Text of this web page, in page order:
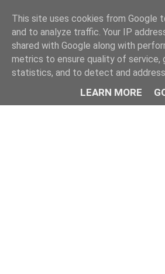
This site uses cookies from Google
and to analyze traffic. Your IP
shared with Google along with
metrics to ensure quality of service,
statistics, and to detect and
LEARN MORE